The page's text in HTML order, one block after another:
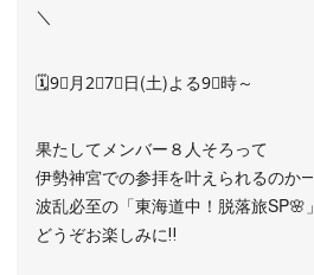
＼
🗓️9⃣月2⃣7⃣日(土)よる9⃣時～
果たしてメンバー８人そろって
伊勢神宮での参拝を叶えられるのか―
波乱必至の「東海道中！脱落旅SP🌸」
どうぞお楽しみに‼️